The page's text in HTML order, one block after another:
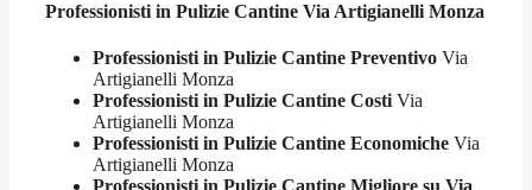
Professionisti in Pulizie Cantine Via Artigianelli Monza
Professionisti in Pulizie Cantine Preventivo Via
Artigianelli Monza
Professionisti in Pulizie Cantine CostiVia
Artigianelli Monza
Professionisti in Pulizie Cantine Economiche Via
Artigianelli Monza